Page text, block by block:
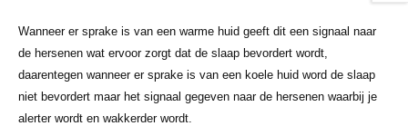
Wanneer er sprake is van een warme huid geeft dit een signaal naar
de hersenen wat ervoor zorgt dat de slaap bevordert wordt,
daarentegen wanneer er sprake is van een koele huid word de slaap
niet bevordert maar het signaal gegeven naar de hersenen waarbij je
alerter wordt en wakkerder wordt.